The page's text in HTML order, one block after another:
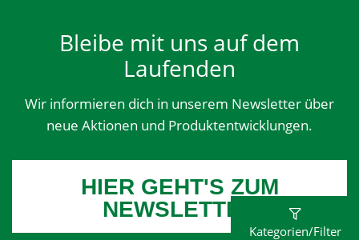
Kategorien/Filter
Bleibe mit uns auf dem
Laufenden
Wir informieren dich in unserem Newsletter über
neue Aktionen und Produktentwicklungen.
HIER GEHT'S ZUM
NEWSLETTER